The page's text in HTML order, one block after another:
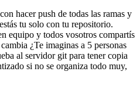
hacer push de todas las ramas y
tu solo con tu repositorio.
equipo y todos vosotros compartís
¿Te imaginas a 5 personas
al servidor git para tener copia
si no se organiza todo muy,